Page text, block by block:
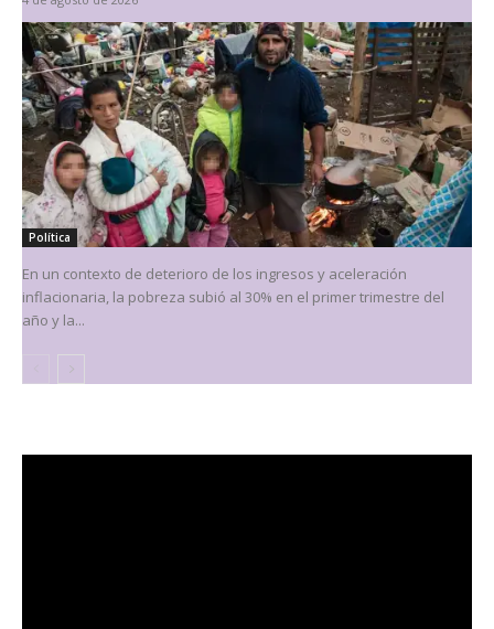
Política
En un contexto de deterioro de los ingresos y aceleración
inflacionaria, la pobreza subió al 30% en el primer trimestre del
año y la...